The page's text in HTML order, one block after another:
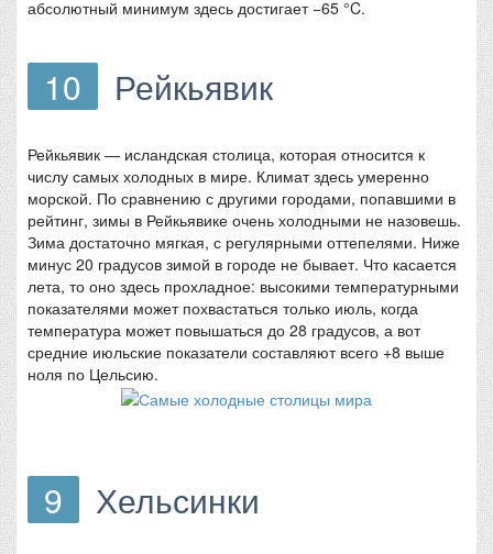
абсолютный минимум здесь достигает −65 °C.
10 Рейкьявик
Рейкьявик — исландская столица, которая относится к
числу самых холодных в мире. Климат здесь умеренно
морской. По сравнению с другими городами, попавшими в
рейтинг, зимы в Рейкьявике очень холодными не назовешь.
Зима достаточно мягкая, с регулярными оттепелями. Ниже
минус 20 градусов зимой в городе не бывает. Что касается
лета, то оно здесь прохладное: высокими температурными
показателями может похвастаться только июль, когда
температура может повышаться до 28 градусов, а вот
средние июльские показатели составляют всего +8 выше
ноля по Цельсию.
9 Хельсинки